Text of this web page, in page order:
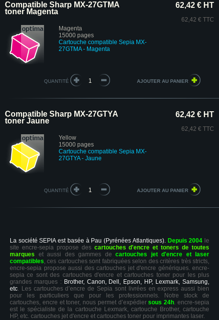
Compatible Sharp MX-27GTMA
toner Magenta
Magenta
15000 pages
Cartouche compatible Sepia MX-
27GTMA - Magenta
62,42 € HT
62,42 € TTC
QUANTITÉ
Compatible Sharp MX-27GTYA
toner Jaune
Yellow
15000 pages
Cartouche compatible Sepia MX-
27GTYA - Jaune
62,42 € HT
62,42 € TTC
QUANTITÉ
La société SEPIA est basée à Pau (Pyrénées Atlantiques). Depuis 2004 le
site encre-sepia propose des cartouches d'encre et toners de toutes
marques et aussi des gammes de cartouches jet d'encre et laser
compatibles, ces cartouches sont fabriquées selon des critères très stricts,
encre-sepia propose aussi des cartouches jet d'encre génériques. encre-
sepia ce sont des cartouches d'encre et cartouches toner pour les plus
grandes marques : Brother, Canon, Dell, Epson, HP, Lexmark, Samsung,
etc. Les cartouches d’encre de Sepia sont livrées en express aussi bien
pour les particuliers que pour les professionnels. Notre stock de
cartouches, encre et toner, nous permet d’expédiersous 24h. encre-sepia
est le spécialiste de la cartouche Lexmark, cartouche Brother, cartouche
HP, etc. cartouches jet d'encre et cartouches toner pour imprimantes laser.